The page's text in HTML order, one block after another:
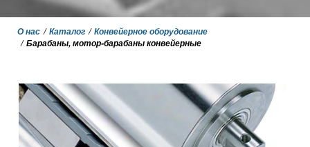
О нас Каталог
Конвейерное оборудование
Барабаны, мотор-барабаны конвейерные